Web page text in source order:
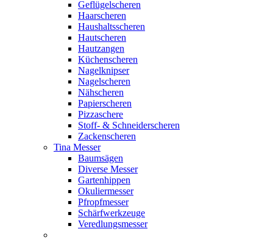
Geflügelscheren
Haarscheren
Haushaltsscheren
Hautscheren
Hautzangen
Küchenscheren
Nagelknipser
Nagelscheren
Nähscheren
Papierscheren
Pizzaschere
Stoff- & Schneiderscheren
Zackenscheren
Tina Messer
Baumsägen
Diverse Messer
Gartenhippen
Okuliermesser
Pfropfmesser
Schärfwerkzeuge
Veredlungsmesser